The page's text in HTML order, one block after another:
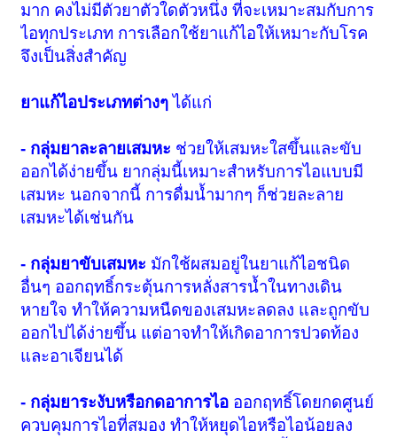
มาก คงไม่มีตัวยาตัวใดตัวหนึ่ง ที่จะเหมาะสมกับการ
ไอทุกประเภท การเลือกใช้ยาแก้ไอให้เหมาะกับโรค
จึงเป็นสิ่งสำคัญ
ยาแก้ไอประเภทต่างๆได้แก่
- กลุ่มยาละลายเสมหะ ช่วยให้เสมหะใสขึ้นและขับ
ออกได้ง่ายขึ้น ยากลุ่มนี้เหมาะสำหรับการไอแบบมี
เสมหะ นอกจากนี้ การดื่มน้ำมากๆ ก็ช่วยละลาย
เสมหะได้เช่นกัน
- กลุ่มยาขับเสมหะ มักใช้ผสมอยู่ในยาแก้ไอชนิด
อื่นๆ ออกฤทธิ์กระตุ้นการหลั่งสารน้ำในทางเดิน
หายใจ ทำให้ความหนืดของเสมหะลดลง และถูกขับ
ออกไปได้ง่ายขึ้น แต่อาจทำให้เกิดอาการปวดท้อง
และอาเจียนได้
- กลุ่มยาระงับหรือกดอาการไอ ออกฤทธิ์โดยกดศูนย์
ควบคุมการไอที่สมอง ทำให้หยุดไอหรือไอน้อยลง